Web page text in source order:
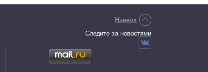
Наверх
Следите за новостями